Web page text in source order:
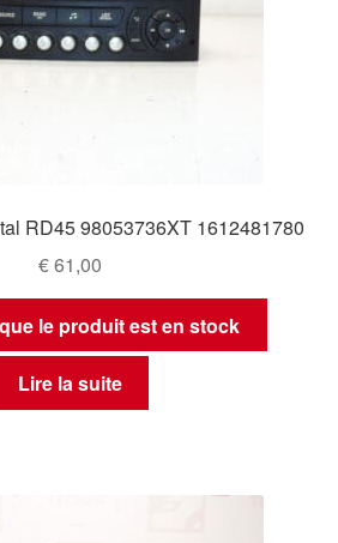
RD45 98053736XT 1612481780
€61,00
le produit est en stock
Lire la suite